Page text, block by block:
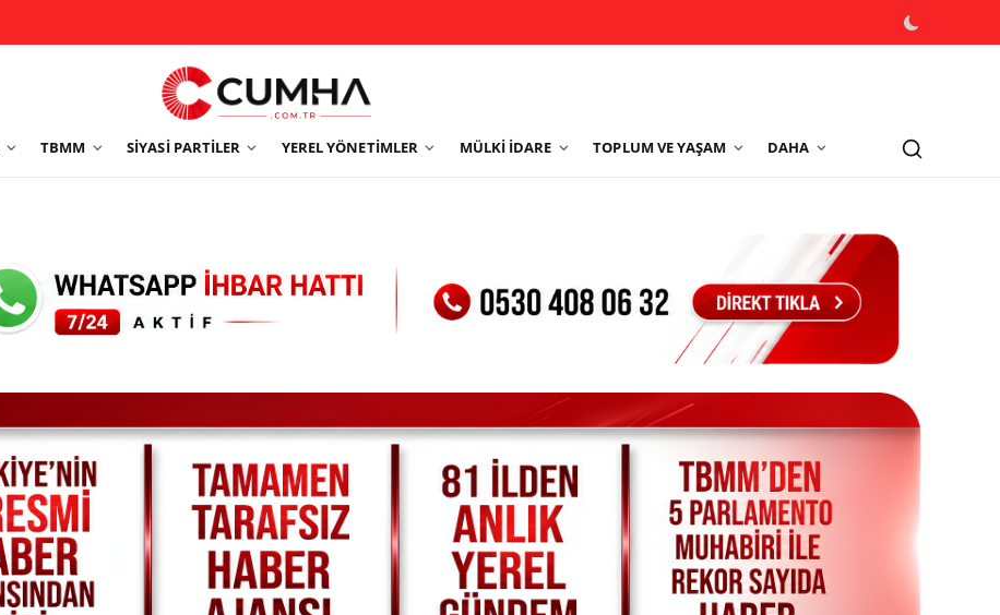
TBMM SIYASI PARTILER YEREL YÖNETIMLER MÜLKI İDARE TOPLUM VE YAŞAM DAHA